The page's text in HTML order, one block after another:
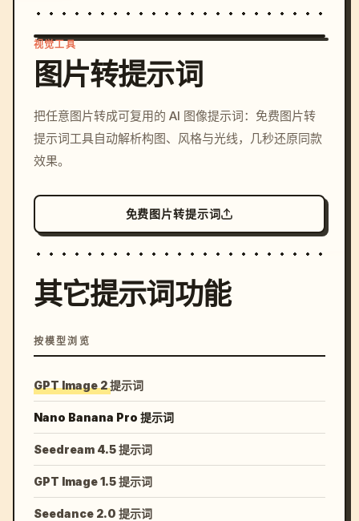
c, cyberpunk sunset, neon
colors, 8k --v 6.0
视觉工具
图片转提示词
把任意图片转成可复用的 AI 图像提示词：免费图片转
提示词工具自动解析构图、风格与光线，几秒还原同款
效果。
免费图片转提示词
其它提示词功能
按模型浏览
GPT Image 2 提示词
Nano Banana Pro 提示词
Seedream 4.5 提示词
GPT Image 1.5 提示词
Seedance 2.0 提示词